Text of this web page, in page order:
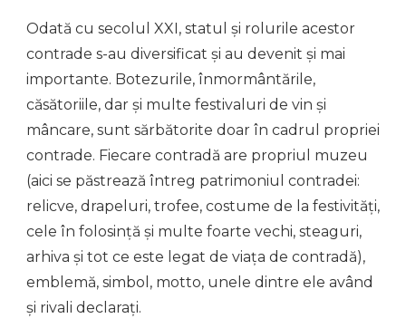
Odată cu secolul XXI, statul și rolurile acestor
contrade s-au diversificat și au devenit și mai
importante. Botezurile, înmormântările,
căsătoriile, dar și multe festivaluri de vin și
mâncare, sunt sărbătorite doar în cadrul propriei
contrade. Fiecare contradă are propriul muzeu
(aici se păstrează întreg patrimoniul contradei:
relicve, drapeluri, trofee, costume de la festivități,
cele în folosință și multe foarte vechi, steaguri,
arhiva și tot ce este legat de viața de contradă),
emblemă, simbol, motto, unele dintre ele având
și rivali declarați.